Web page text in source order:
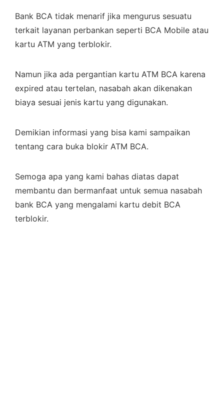
Bank BCA tidak menarif jika mengurus sesuatu
terkait layanan perbankan seperti BCA Mobile atau
kartu ATM yang terblokir.
Namun jika ada pergantian kartu ATM BCA karena
expired atau tertelan, nasabah akan dikenakan
biaya sesuai jenis kartu yang digunakan.
Demikian informasi yang bisa kami sampaikan
tentang cara buka blokir ATM BCA.
Semoga apa yang kami bahas diatas dapat
membantu dan bermanfaat untuk semua nasabah
bank BCA yang mengalami kartu debit BCA
terblokir.